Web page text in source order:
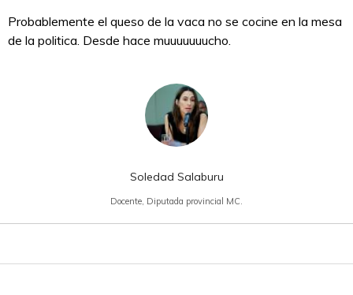
Probablemente el queso de la vaca no se cocine en la mesa
de la politica. Desde hace muuuuuuucho.
Soledad Salaburu
Docente, Diputada provincial MC.